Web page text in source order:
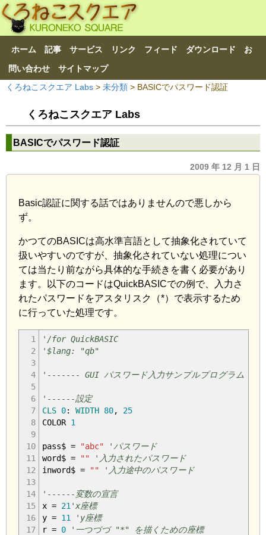
ホーム 記事 サービス リンク フィード ダウンロード お
問い合わせ サイトマップ
くろねこスクエア Labs > 未分類 > BASICでパスワード認証
くろねこスクエア Labs
BASICでパスワード認証
2009 年 12 月 1 日
Basic認証に関する話ではありませんので悪しから
ず。
かつてのBASICは高水準言語として抽象化されていて
扱いやすいのですが、抽象化されていない処理につい
ては当たり前ながら具体的な手続きを書く必要があり
ます。以下のコードはQuickBASICでの例で、入力さ
れたパスワードをアスタリスク（*）で表示するため
に行っていた処理です。
1
2
3
4
5
6
7
8
9
10
11
12
13
14
15
16
17
'/for QuickBASIC
'$lang: "qb"
'------- GUI パスワード入力サンプルプログラム
'------設定
CLS 0: WIDTH 80,
25
COLOR 1
pass$ = "abc"
'パスワード
word$ = ""
'入力されたパスワード
inword$ = "" '入力途中のパスワード
'------変数の宣言
x = 21 'x座標
y = 11
'y座標
r = 0 '一つづづ "*" を描くための座標